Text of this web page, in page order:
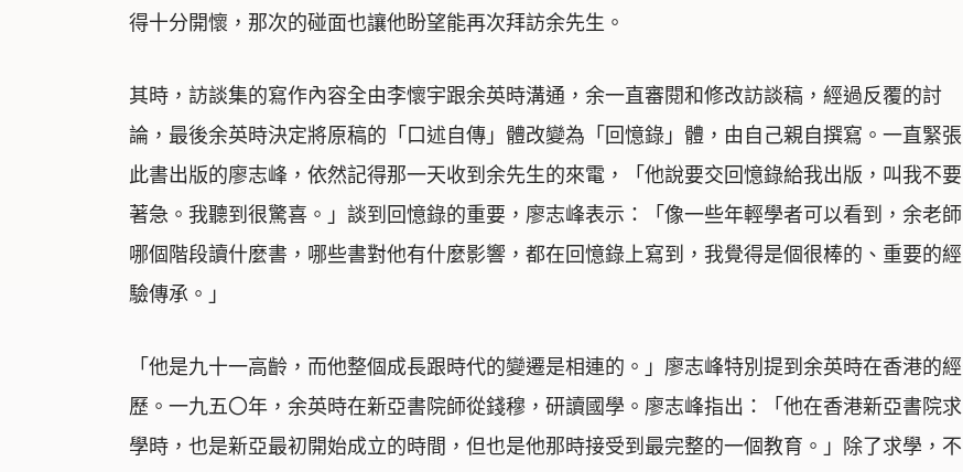
得十分開懷，那次的碰面也讓他盼望能再次拜訪余先生。
其時，訪談集的寫作內容全由李懷宇跟余英時溝通，余一直審閱和修改訪談稿，經過反覆的討
論，最後余英時決定將原稿的「口述自傳」體改變為「回憶錄」體，由自己親自撰寫。一直緊張
此書出版的廖志峰，依然記得那一天收到余先生的來電，「他說要交回憶錄給我出版，叫我不要
著急。我聽到很驚喜。」談到回憶錄的重要，廖志峰表示：「像一些年輕學者可以看到，余老師
哪個階段讀什麼書，哪些書對他有什麼影響，都在回憶錄上寫到，我覺得是個很棒的、重要的經
驗傳承。」
「他是九十一高齡，而他整個成長跟時代的變遷是相連的。」廖志峰特別提到余英時在香港的經
歷。一九五〇年，余英時在新亞書院師從錢穆，研讀國學。廖志峰指出：「他在香港新亞書院求
學時，也是新亞最初開始成立的時間，但也是他那時接受到最完整的一個教育。」除了求學，不